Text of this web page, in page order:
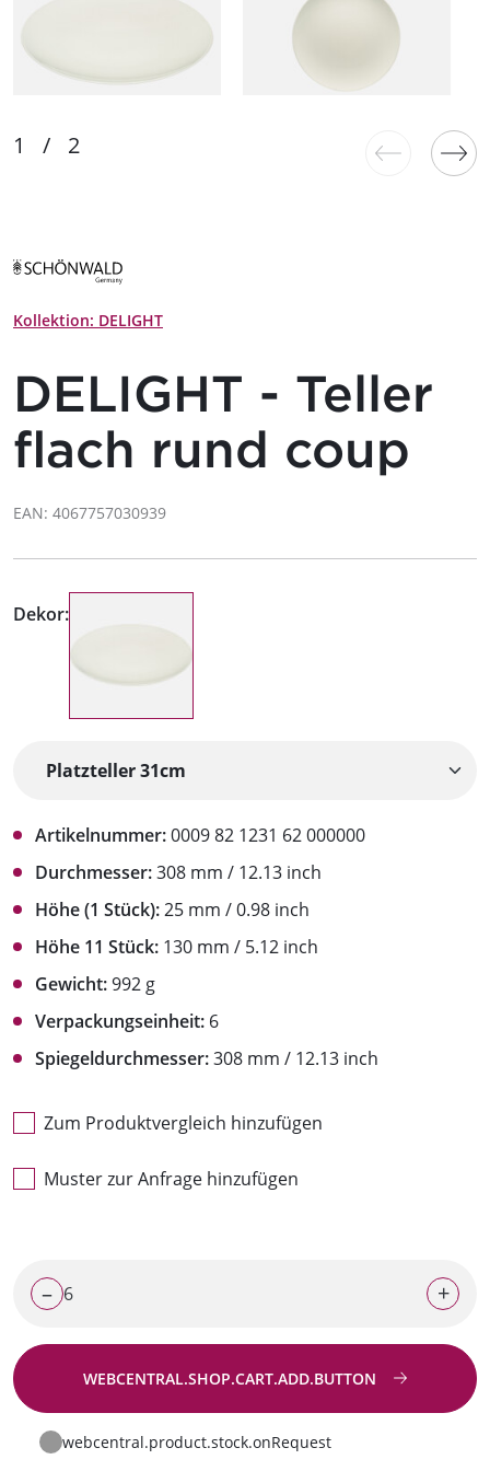
Kollektion: DELIGHT
DELIGHT - Teller
flach rund coup
EAN: 4067757030939
Dekor:
Artikelnummer:0009 82 1231 62 000000
Durchmesser:308 mm / 12.13 inch
Höhe (1 Stück):25 mm / 0.98 inch
Höhe 11 Stück: 130 mm / 5.12 inch
Gewicht:992 g
Verpackungseinheit: 6
Spiegeldurchmesser:308 mm / 12.13 inch
Zum Produktvergleich hinzufügen
Muster zur Anfrage hinzufügen
– +
WEBCENTRAL.SHOP.CART.ADD.BUTTON
Zur Anfrage
webcentral.product.stock.onRequest